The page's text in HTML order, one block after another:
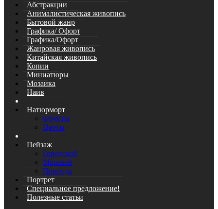
Абстракции
Анималистическая живопись
Бытовой жанр
Графика/ Офорт
Графика/Офорт
Жанровая живопись
Китайская живопись
Копии
Миниатюры
Мозаика
Наив
Натюрморт
Фрукты
Цветы
Пейзаж
Городской
Морской
Природа
Портрет
Специальное предложение!
Полезные статьи